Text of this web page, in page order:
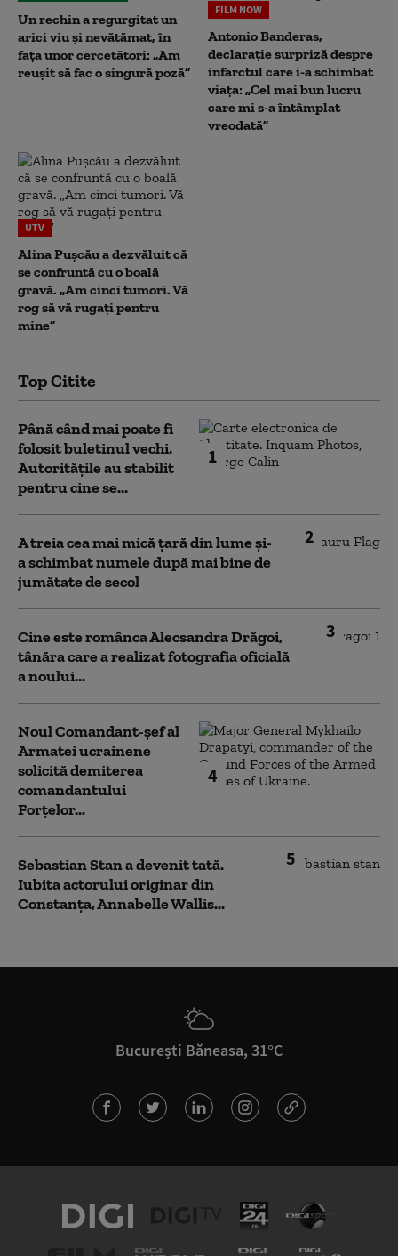
Un rechin a regurgitat un
arici viu și nevătămat, în
fața unor cercetători: „Am
reușit să fac o singură poză”
FILM NOW
Antonio Banderas,
declarație surpriză despre
infarctul care i-a schimbat
viața: „Cel mai bun lucru
care mi s-a întâmplat
vreodată”
UTV
Alina Pușcău a dezvăluit că
se confruntă cu o boală
gravă. „Am cinci tumori. Vă
rog să vă rugați pentru
mine”
Top Citite
1
Până când mai poate fi
folosit buletinul vechi.
Autoritățile au stabilit
pentru cine se...
2
A treia cea mai mică țară din lume și-
a schimbat numele după mai bine de
jumătate de secol
3
Cine este românca Alecsandra Drăgoi,
tânăra care a realizat fotografia oficială
a noului...
4
Noul Comandant-șef al
Armatei ucrainene
solicită demiterea
comandantului
Forțelor...
5
Sebastian Stan a devenit tată.
Iubita actorului originar din
Constanța, Annabelle Wallis...
București Băneasa, 31°C